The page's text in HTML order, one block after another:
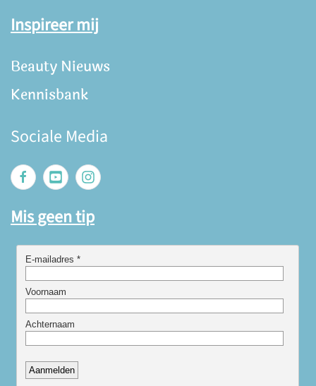
Inspireer mij
Beauty Nieuws
Kennisbank
Sociale Media
Mis geen tip